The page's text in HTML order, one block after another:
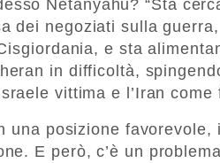
Netanyahu? “Sta
dei negoziati sulla
e sta
in difficoltà,
vittima e l’Iran come
una posizione favorevole,
E però, c’è un